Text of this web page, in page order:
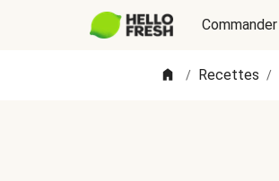
Commander
/ Recettes /